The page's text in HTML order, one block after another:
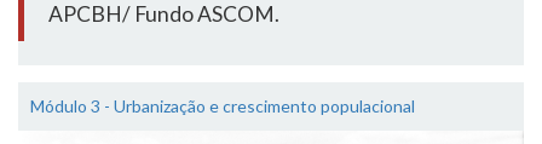
APCBH/ Fundo ASCOM.
Módulo 3 - Urbanização e crescimento populacional